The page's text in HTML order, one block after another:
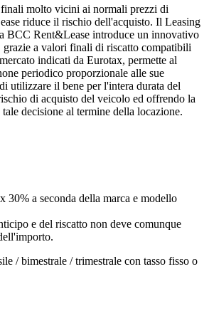
molto vicini ai normali prezzi di
riduce il rischio dell'acquisto. Il Leasing
BCC Rent&Lease introduce un innovativo
a valori finali di riscatto compatibili
indicati da Eurotax, permette al
periodico proporzionale alle sue
utilizzare il bene per l'intera durata del
di acquisto del veicolo ed offrendo la
decisione al termine della locazione.
30% a seconda della marca e modello
e del riscatto non deve comunque
/ bimestrale / trimestrale con tasso fisso o